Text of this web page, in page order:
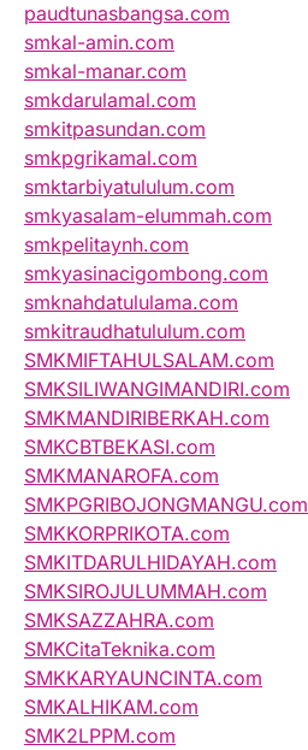
paudtunasbangsa.com
smkal-amin.com
smkal-manar.com
smkdarulamal.com
smkitpasundan.com
smkpgrikamal.com
smktarbiyatululum.com
smkyasalam-elummah.com
smkpelitaynh.com
smkyasinacigombong.com
smknahdatululama.com
smkitraudhatululum.com
SMKMIFTAHULSALAM.com
SMKSILIWANGIMANDIRI.com
SMKMANDIRIBERKAH.com
SMKCBTBEKASI.com
SMKMANAROFA.com
SMKPGRIBOJONGMANGU.com
SMKKORPRIKOTA.com
SMKITDARULHIDAYAH.com
SMKSIROJULUMMAH.com
SMKSAZZAHRA.com
SMKCitaTeknika.com
SMKKARYAUNCINTA.com
SMKALHIKAM.com
SMK2LPPM.com